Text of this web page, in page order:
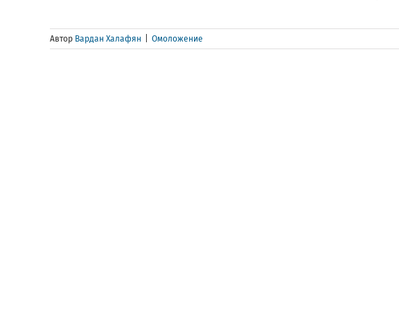
Автор Вардан Халафян Омоложение